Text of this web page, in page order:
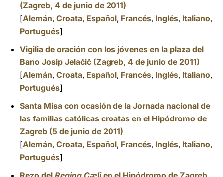
(Zagreb, 4 de junio de 2011)
[Alemán, Croata, Español, Francés, Inglés, Italiano,
Portugués]
Vigilia de oración con los jóvenes en la plaza del
Bano Josip Jelačič (Zagreb, 4 de junio de 2011)
[Alemán, Croata, Español, Francés, Inglés, Italiano,
Portugués]
Santa Misa con ocasión de la Jornada nacional de
las familias católicas croatas en el Hipódromo de
Zagreb (5 de junio de 2011)
[Alemán, Croata, Español, Francés, Inglés, Italiano,
Portugués]
Rezo del Regina Cælien el Hipódromo de Zagreb